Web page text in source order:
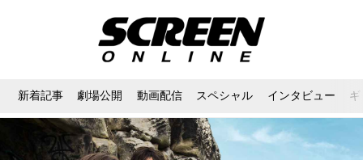
新着記事 劇場公開 動画配信 スペシャル インタビュー